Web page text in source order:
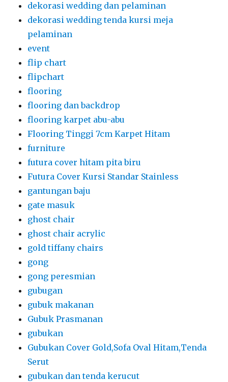
dekorasi wedding dan pelaminan
dekorasi wedding tenda kursi meja
pelaminan
event
flip chart
flipchart
flooring
flooring dan backdrop
flooring karpet abu-abu
Flooring Tinggi 7cm Karpet Hitam
furniture
futura cover hitam pita biru
Futura Cover Kursi Standar Stainless
gantungan baju
gate masuk
ghost chair
ghost chair acrylic
gold tiffany chairs
gong
gong peresmian
gubugan
gubuk makanan
Gubuk Prasmanan
gubukan
Gubukan Cover Gold,Sofa Oval Hitam,Tenda
Serut
gubukan dan tenda kerucut